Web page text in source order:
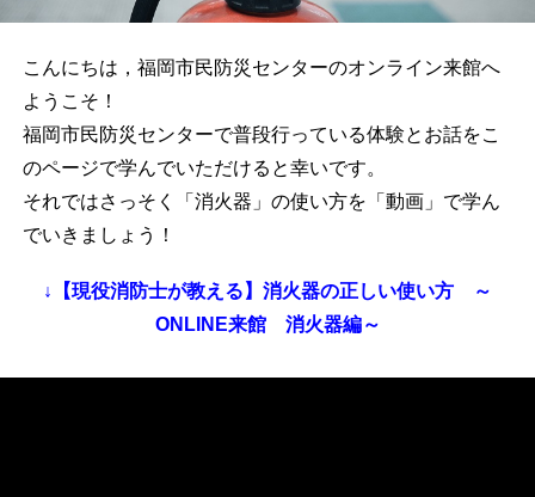
こんにちは，福岡市民防災センターのオンライン来館へ
ようこそ！
福岡市民防災センターで普段行っている体験とお話をこ
のページで学んでいただけると幸いです。
それではさっそく「消火器」の使い方を「動画」で学ん
でいきましょう！
↓【現役消防士が教える】消火器の正しい使い方 ～
ONLINE来館 消火器編～